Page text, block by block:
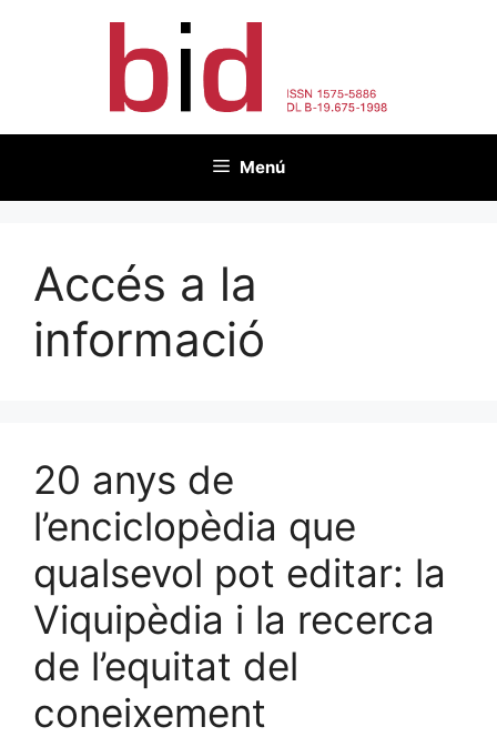
Menú
Accés a la
informació
20 anys de
l’enciclopèdia que
qualsevol pot editar: la
Viquipèdia i la recerca
de l’equitat del
coneixement